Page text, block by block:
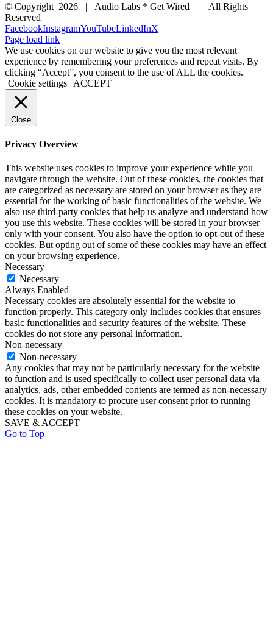
© Copyright 2026 | Audio Labs * Get Wired | All Rights
Reserved
FacebookInstagramYouTubeLinkedInX
Page load link
We use cookies on our website to give you the most relevant
experience by remembering your preferences and repeat visits. By
clicking “Accept”, you consent to the use of ALL the cookies.
Cookie settings
ACCEPT
Close
Privacy Overview
This website uses cookies to improve your experience while you
navigate through the website. Out of these cookies, the cookies that
are categorized as necessary are stored on your browser as they are
essential for the working of basic functionalities of the website. We
also use third-party cookies that help us analyze and understand how
you use this website. These cookies will be stored in your browser
only with your consent. You also have the option to opt-out of these
cookies. But opting out of some of these cookies may have an effect
on your browsing experience.
Necessary
Necessary
Always Enabled
Necessary cookies are absolutely essential for the website to
function properly. This category only includes cookies that ensures
basic functionalities and security features of the website. These
cookies do not store any personal information.
Non-necessary
Non-necessary
Any cookies that may not be particularly necessary for the website
to function and is used specifically to collect user personal data via
analytics, ads, other embedded contents are termed as non-necessary
cookies. It is mandatory to procure user consent prior to running
these cookies on your website.
SAVE & ACCEPT
Go to Top